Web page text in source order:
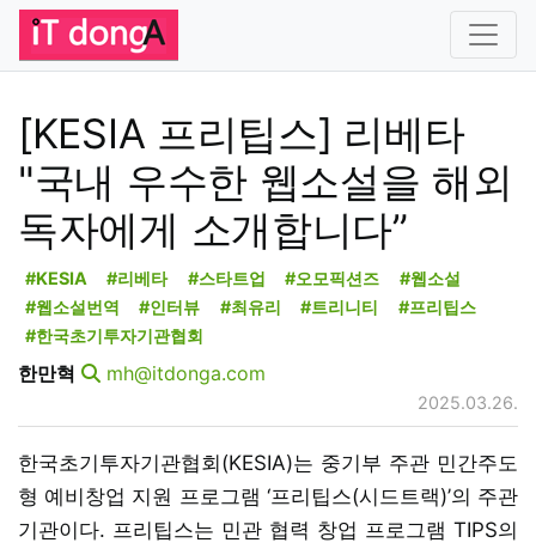
[KESIA 프리팁스] 리베타
"국내 우수한 웹소설을 해외
독자에게 소개합니다”
#KESIA #리베타 #스타트업 #오모픽션즈
#웹소설
#웹소설번역
#인터뷰 #최유리 #트리니티
#프리팁스
#한국초기투자기관협회
한만혁 mh@itdonga.com
2025.03.26.
한국초기투자기관협회(KESIA)는 중기부 주관 민간주도
형 예비창업 지원 프로그램 ‘프리팁스(시드트랙)’의 주관
기관이다. 프리팁스는 민관 협력 창업 프로그램 TIPS의